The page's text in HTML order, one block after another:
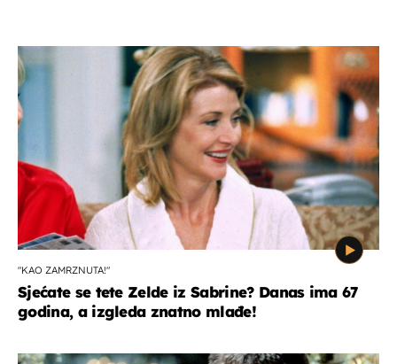
"KAO ZAMRZNUTA!"
Sjećate se tete Zelde iz Sabrine? Danas ima 67
godina, a izgleda znatno mlađe!